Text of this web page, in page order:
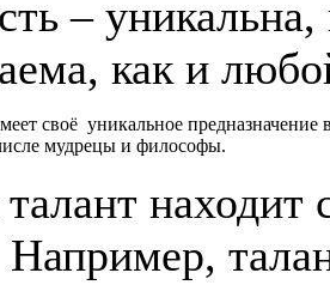
–
как и
своё уникальное
мудрецы и философы.
находит
Например,